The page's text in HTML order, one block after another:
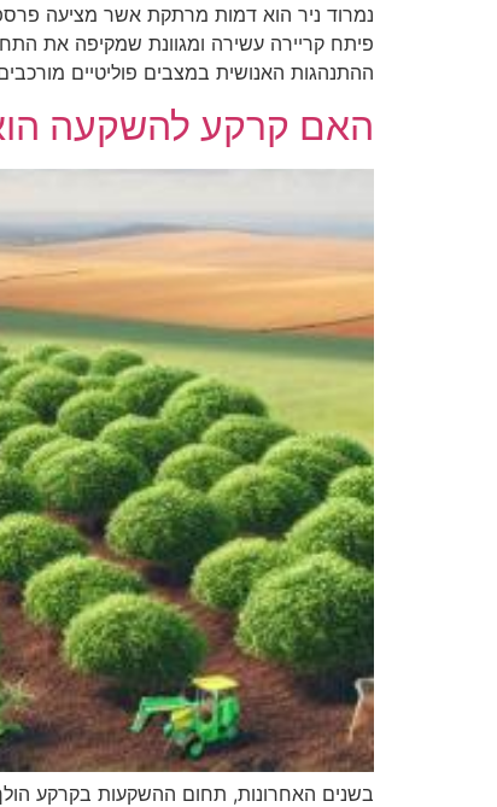
נמרוד ניר הוא דמות מרתקת אשר מציעה
פיתח קריירה עשירה ומגוונת שמקיפה את
ההתנהגות האנושית במצבים פוליטיים
האם קרקע להשקעה הוא
בשנים האחרונות, תחום ההשקעות בקרקע